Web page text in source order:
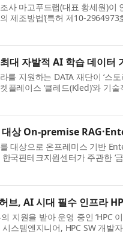
사 마고푸드랩(대표 황세원)이
제조방법’(특허 제10-
대 자발적 AI 학습 데이터
를 지원하는 DATA 재단이 ‘스
플레이스 ‘클레드(Kled)’와 기
대상 On-premise
를 대상으로 온프레미스 기반
국핀테크지원센터가 주관한 ‘
브, AI 시대 필수 인프라
지원을 받아 운영 중인 ‘HPC
스템엔지니어, HPC SW 개발